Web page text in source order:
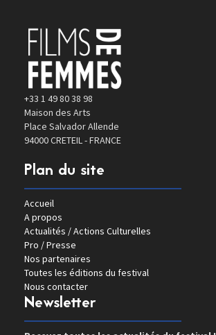
+33 1 49 80 38 98
Maison des Arts
Place Salvador Allende
94000 CRETEIL - FRANCE
Plan du site
Accueil
A propos
Actualités / Actions Culturelles
Pro / Presse
Nos partenaires
Toutes les éditions du festival
Nous contacter
Newsletter